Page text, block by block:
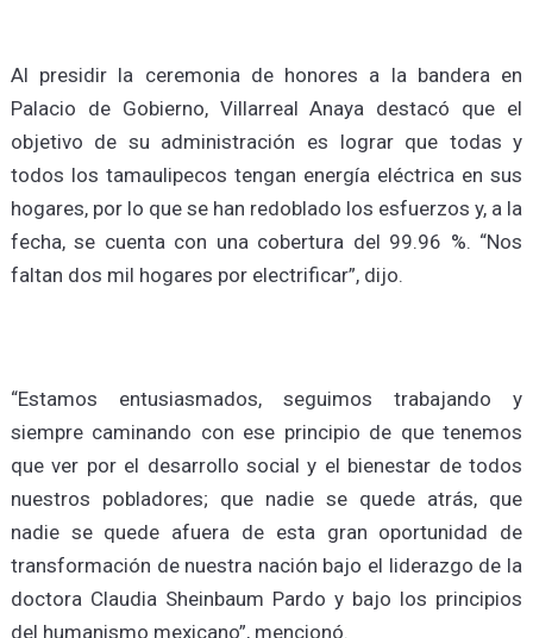
Al presidir la ceremonia de honores a la bandera en
Palacio de Gobierno, Villarreal Anaya destacó que el
objetivo de su administración es lograr que todas y
todos los tamaulipecos tengan energía eléctrica en sus
hogares, por lo que se han redoblado los esfuerzos y, a la
fecha, se cuenta con una cobertura del 99.96 %. “Nos
faltan dos mil hogares por electrificar”, dijo.
“Estamos entusiasmados, seguimos trabajando y
siempre caminando con ese principio de que tenemos
que ver por el desarrollo social y el bienestar de todos
nuestros pobladores; que nadie se quede atrás, que
nadie se quede afuera de esta gran oportunidad de
transformación de nuestra nación bajo el liderazgo de la
doctora Claudia Sheinbaum Pardo y bajo los principios
del humanismo mexicano”, mencionó.